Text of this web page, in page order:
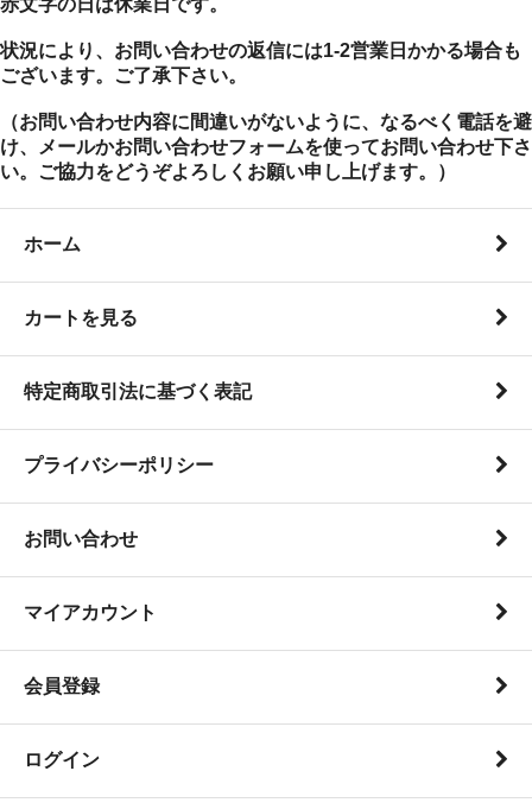
状況により、お問い合わせの返信には1-2営業日かかる場合も
ございます。ご了承下さい。
（お問い合わせ内容に間違いがないように、なるべく電話を避
け、メールかお問い合わせフォームを使ってお問い合わせ下さ
い。ご協力をどうぞよろしくお願い申し上げます。）
ホーム
カートを見る
特定商取引法に基づく表記
プライバシーポリシー
お問い合わせ
マイアカウント
会員登録
ログイン